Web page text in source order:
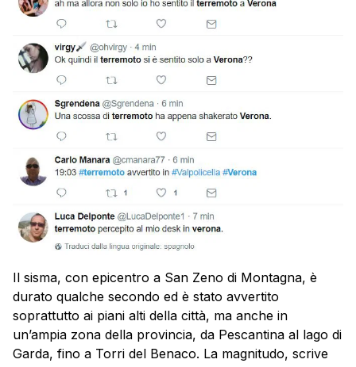
Il sisma, con epicentro a San Zeno di Montagna, è
durato qualche secondo ed è stato avvertito
soprattutto ai piani alti della città, ma anche in
un’ampia zona della provincia, da Pescantina al lago di
Garda, fino a Torri del Benaco. La magnitudo, scrive